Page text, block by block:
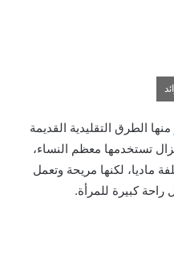
منها الطرق التقليدية القديمة
تستخدمها معظم النساء،
ماديا، لكنها مريحة وتعمل
راحة كبيرة للمرأة.